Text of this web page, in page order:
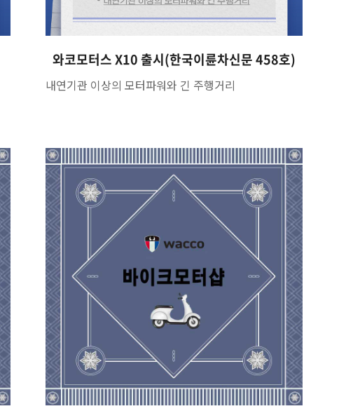
와코모터스 X10 출시(한국이륜차신문 458호)
내연기관 이상의 모터파워와 긴 주행거리